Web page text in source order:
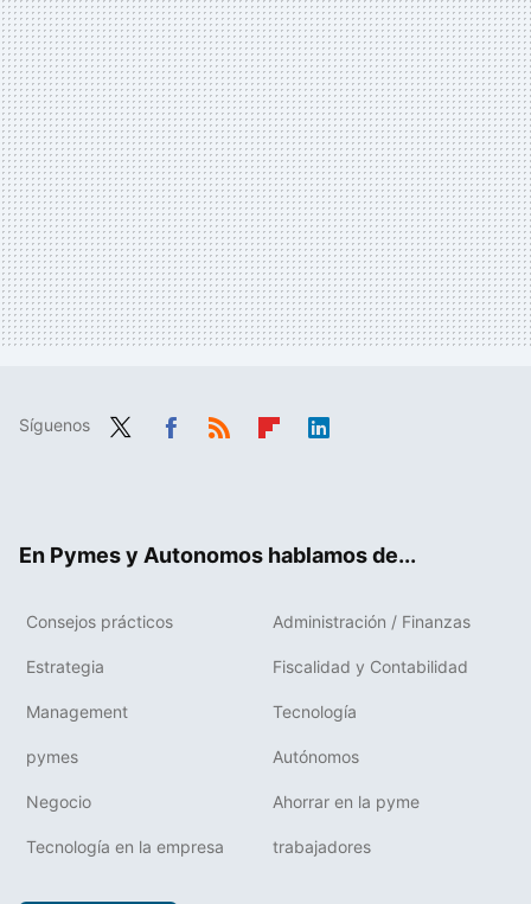
Síguenos
En Pymes y Autonomos hablamos de...
Consejos prácticos Administración / Finanzas
Estrategia Fiscalidad y Contabilidad
Management Tecnología
pymes Autónomos
Negocio Ahorrar en la pyme
Tecnología en la empresa trabajadores